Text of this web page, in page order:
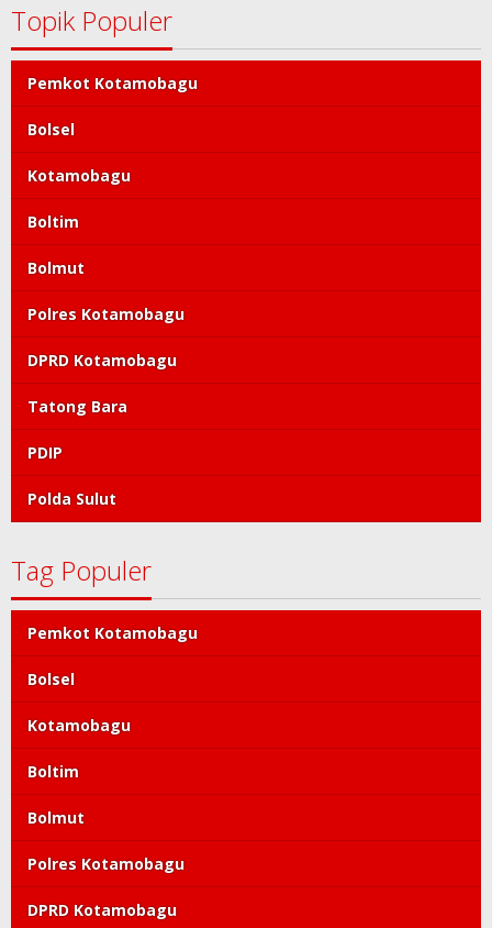
Topik Populer
Pemkot Kotamobagu
Bolsel
Kotamobagu
Boltim
Bolmut
Polres Kotamobagu
DPRD Kotamobagu
Tatong Bara
PDIP
Polda Sulut
Tag Populer
Pemkot Kotamobagu
Bolsel
Kotamobagu
Boltim
Bolmut
Polres Kotamobagu
DPRD Kotamobagu